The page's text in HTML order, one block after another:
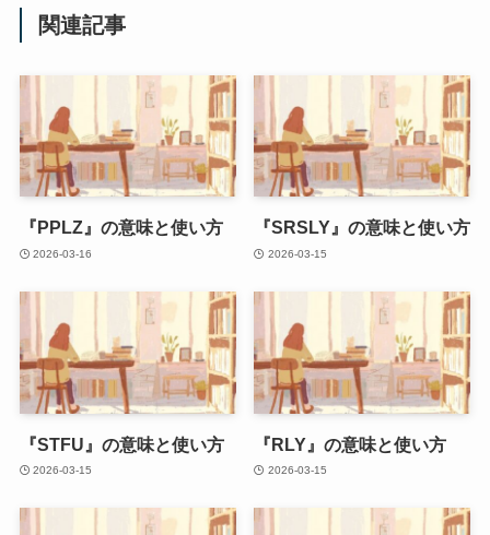
関連記事
『PPLZ』の意味と使い方
2026-03-16
『SRSLY』の意味と使い方
2026-03-15
『STFU』の意味と使い方
2026-03-15
『RLY』の意味と使い方
2026-03-15